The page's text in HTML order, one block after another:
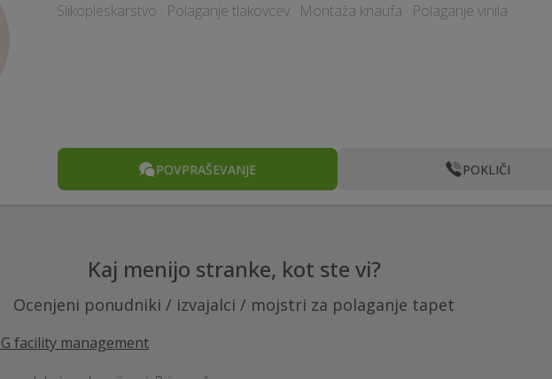
Slikopleskarstvo · Polaganje tlakovcev · Montaža knaufa · Polaganje vinila
POVPRAŠEVANJE POKLIČI
Kaj menijo stranke, kot ste vi?
Ocenjeni ponudniki / izvajalci / mojstri za polaganje tapet
facility management